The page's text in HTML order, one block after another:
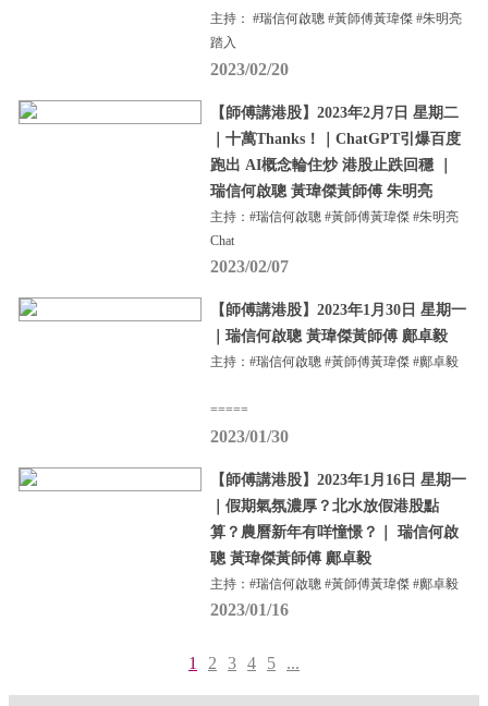
主持： #瑞信何啟聰 #黃師傅黃瑋傑 #朱明亮
踏入
2023/02/20
【師傅講港股】2023年2月7日 星期二
｜十萬Thanks！｜ChatGPT引爆百度
跑出 AI概念輪住炒 港股止跌回穩 ｜
瑞信何啟聰 黃瑋傑黃師傅 朱明亮
主持：#瑞信何啟聰 #黃師傅黃瑋傑 #朱明亮
Chat
2023/02/07
【師傅講港股】2023年1月30日 星期一
｜瑞信何啟聰 黃瑋傑黃師傅 鄺卓毅
主持：#瑞信何啟聰 #黃師傅黃瑋傑 #鄺卓毅
=====
2023/01/30
【師傅講港股】2023年1月16日 星期一
｜假期氣氛濃厚？北水放假港股點
算？農曆新年有咩憧憬？｜ 瑞信何啟
聰 黃瑋傑黃師傅 鄺卓毅
主持：#瑞信何啟聰 #黃師傅黃瑋傑 #鄺卓毅
2023/01/16
1 2 3 4 5 ...